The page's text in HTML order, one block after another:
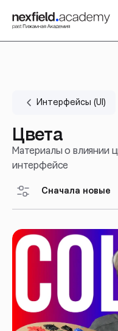
Интерфейсы (UI)
Цвета
Материалы о влиянии
интерфейсе
Сначала новые